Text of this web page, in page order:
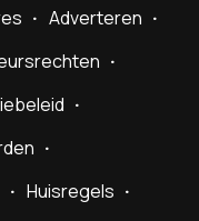
Adverteren
Huisregels